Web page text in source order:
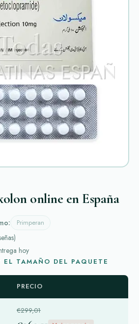
online en España
Primperan
)
hoy
TAMAÑO DEL PAQUETE
PRECIO
€299,01